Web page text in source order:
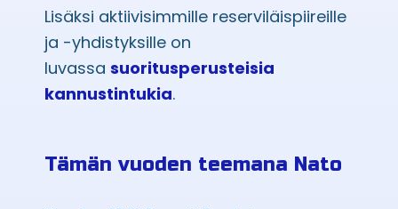
Lisäksi aktiivisimmille reserviläispiireille
ja -yhdistyksille on
luvassa suoritusperusteisia
kannustintukia.
Tämän vuoden teemana Nato